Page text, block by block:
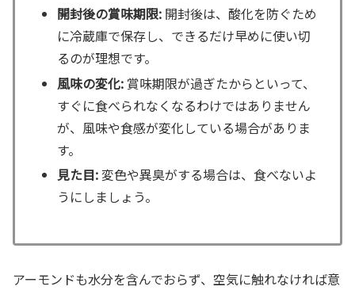
開封後の賞味期限: 開封後は、酸化を防ぐため
に冷蔵庫で保存し、できるだけ早めに使い切
るのが理想です。
風味の変化: 賞味期限が過ぎたからといって、
すぐに食べられなくなるわけではありません
が、風味や食感が変化している場合がありま
す。
見た目:変色や異臭がする場合は、食べないよ
うにしましょう。
アーモンドも水分を含んでおらず、空気に触れなければ意